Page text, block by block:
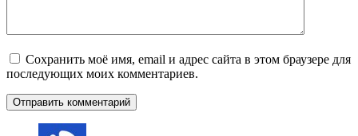
Сохранить моё имя, email и адрес сайта в этом браузере для
последующих моих комментариев.